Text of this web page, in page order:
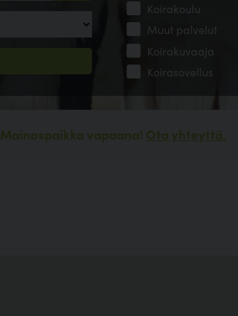
Koirakoulu
Muut palvelut
Koirakuvaaja
Koirasovellus
Mainospaikka vapaana! Ota yhteyttä.